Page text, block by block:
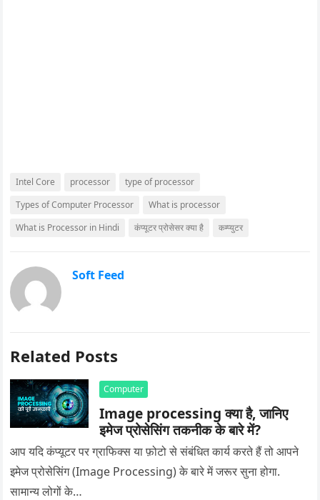
Intel Core processor
type of processor
Types of Computer Processor
What is processor
What is Processor in Hindi
कंप्यूटर प्रोसेसर क्या है कम्प्युटर
Soft Feed
Related Posts
Computer
Image processing क्या है, जानिए
इमेज प्रोसेसिंग तकनीक के बारे में?
आप यदि कंप्यूटर पर ग्राफिक्स या फ़ोटो से संबंधित कार्य करते हैं तो आपने
इमेज प्रोसेसिंग (Image Processing) के बारे में जरूर सुना होगा.
सामान्य लोगों के…